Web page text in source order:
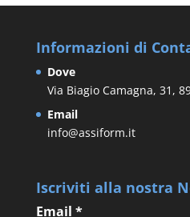
Informazioni di
Dove
Via Biagio Camagna, 31,
Email
info@assiform.it
Iscriviti alla nostra
Email *